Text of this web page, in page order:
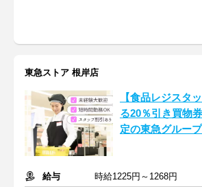
東急ストア 根岸店
【食品レジスタ
る20％引き買物
定の東急グルー
給与
時給1225円～1268円